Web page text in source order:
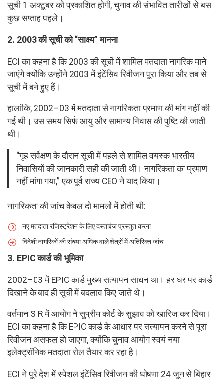
सूची 1 अक्टूबर को प्रकाशित होगी, चुनाव की संभावित तारीखों से बस
कुछ सप्ताह पहले।
2. 2003 की सूची को “साक्ष्य” मानना
ECI का कहना है कि 2003 की सूची में शामिल मतदाता नागरिक माने
जाएंगे क्योंकि उन्होंने 2003 में इंटेंसिव रिवीजन पूरा किया और तब से
सूची में बने हुए हैं।
हालांकि, 2002–03 में मतदाता से नागरिकता प्रमाण की मांग नहीं की
गई थी। उस समय सिर्फ आयु और सामान्य निवास की पुष्टि की जाती
थी।
“गृह सर्वेक्षण के दौरान सूची में पहले से शामिल वयस्क भारतीय
निवासियों की जानकारी सही की जाती थी। नागरिकता का प्रमाण
नहीं मांगा गया,” एक पूर्व राज्य CEO ने याद किया।
नागरिकता की जांच केवल दो मामलों में होती थी:
नए मतदाता रजिस्ट्रेशन के लिए दस्तावेज़ प्रस्तुत करना
विदेशी नागरिकों की संख्या अधिक वाले क्षेत्रों में अतिरिक्त जांच
3. EPIC कार्ड की भूमिका
2002–03 में EPIC कार्ड मुख्य सत्यापन साधन था। हर घर पर कार्ड
दिखाने के बाद ही सूची में बदलाव किए जाते थे।
वर्तमान SIR में आयोग ने सुप्रीम कोर्ट के सुझाव को खारिज कर दिया।
ECI का कहना है कि EPIC कार्ड के आधार पर सत्यापन करने से पूरा
रिवीजन असफल हो जाएगा, क्योंकि चुनाव आयोग स्वयं नया
इलेक्ट्रॉनिक मतदाता रोल तैयार कर रहा है।
ECI ने पूरे देश में स्पेशल इंटेंसिव रिवीजन की घोषणा 24 जून से बिहार